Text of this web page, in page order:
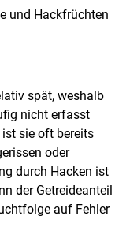
und Hackfrüchten
spät, weshalb
nicht erfasst
sie oft bereits
oder
durch Hacken ist
der Getreideanteil
auf Fehler